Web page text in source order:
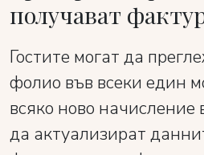
получават
Гостите могат да
фолио във всеки един
всяко ново начисление
да актуализират